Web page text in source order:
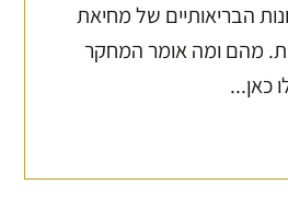
הבריאותיים של מחיאת
מהם ומה אומר המחקר
כאן...